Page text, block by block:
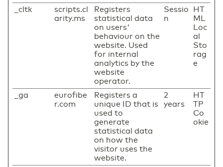
_cltk
scripts.cl
arity.ms
Registers
statistical data
on users'
behaviour on the
website. Used
for internal
analytics by the
website
operator.
Sessio
n
HT
ML
Loc
al
Sto
rag
e
_ga
eurofibe
r.com
Registers a
unique ID that is
used to
generate
statistical data
on how the
visitor uses the
website.
2
years
HT
TP
Co
okie